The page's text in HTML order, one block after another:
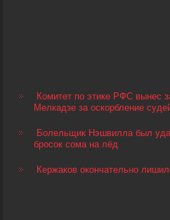
Комитет по этике РФС вынес
Мелкадзе за оскорбление
Болельщик Нэшвилла был
бросок сома на лёд
Кержаков окончательно